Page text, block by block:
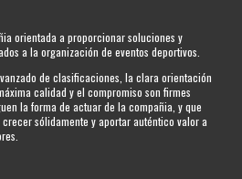
orientada a proporcionar soluciones y
a la organización de eventos deportivos.
de clasificaciones, la clara orientación
calidad y el compromiso son firmes
la forma de actuar de la compañia, y que
sólidamente y aportar auténtico valor a